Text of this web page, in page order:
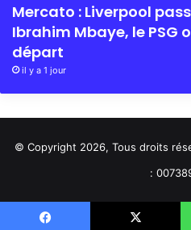
Mercato : Liverpool
Ibrahim Mbaye, le PSG
départ
il y a 1 jour
© Copyright 2026, Tous droits
: